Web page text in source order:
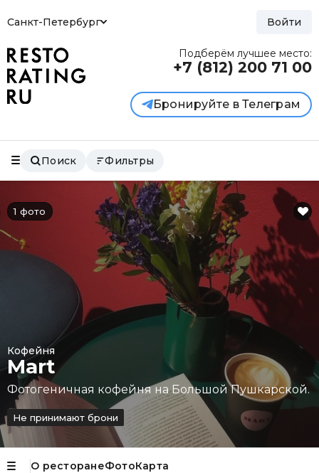
Санкт-Петербург Войти
Подберём лучшее место:
+7 (812) 200 71 00
Бронируйте в Телеграм
Поиск Фильтры
1 фото
Кофейня
Mart
Фотогеничная кофейня на Большой Пушкарской.
Не принимают брони
О ресторанеФотоКарта